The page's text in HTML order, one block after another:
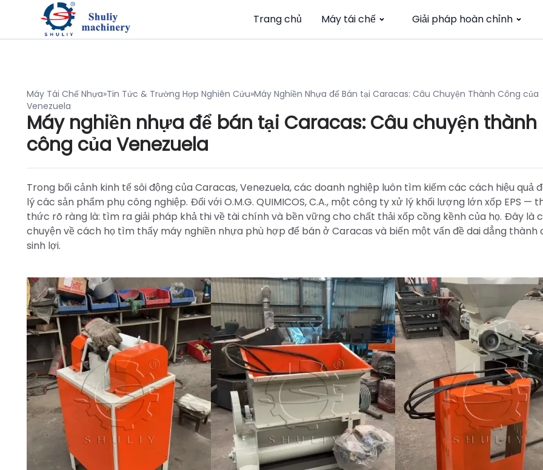
Trang chủ Máy tái chế Giải pháp hoàn chỉnh
Máy Tái Chế Nhựa»Tin Tức & Trường Hợp Nghiên Cứu»Máy Nghiền Nhựa để Bán tại Caracas: Câu Chuyện Thành Công của
Venezuela
Máy nghiền nhựa để bán tại Caracas: Câu chuyện thành
công của Venezuela
Trong bối cảnh kinh tế sôi động của Caracas, Venezuela, các doanh nghiệp luôn tìm kiếm các cách hiệu quả
lý các sản phẩm phụ công nghiệp. Đối với O.M.G. QUIMICOS, C.A., một công ty xử lý khối lượng lớn xốp EPS —
thức rõ ràng là: tìm ra giải pháp khả thi về tài chính và bền vững cho chất thải xốp cồng kềnh của họ. Đây là
chuyện về cách họ tìm thấy máy nghiền nhựa phù hợp để bán ở Caracas và biến một vấn đề dai dẳng thành
sinh lợi.